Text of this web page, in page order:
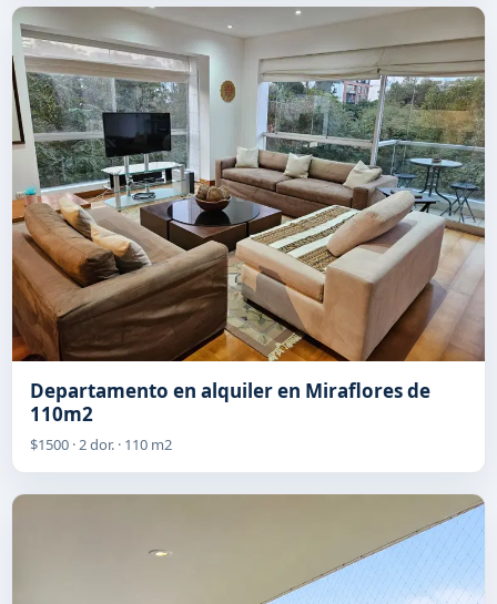
Departamento en alquiler en Miraflores de
110m2
$1500 · 2 dor. · 110 m2